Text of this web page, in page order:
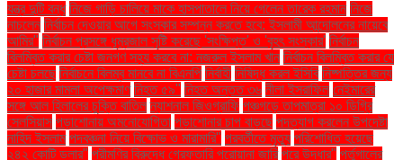
যন্ত্র দুটি বন্ধ নিজে গাড়ি চালিয়ে মাকে হাসপাতালে নিয়ে গেলেন তারেক রহমান নিজে
নাচলেন নির্বাচন দেওয়ার আগে সংস্কার সম্পন্ন করতে হবে: ইসলামী আন্দোলনের নায়েবে
আমির" নির্বাচন প্রসঙ্গে ধূম্রজাল সৃষ্টি করেছে 'সংক্ষিপ্ত' ও 'বৃহৎ সংস্কার' নির্বাচন
বিলম্বিত করার চেষ্টা জনগণ সহ্য করবে না: নজরুল ইসলাম খান নির্বাচন বিলম্বিত করার যে
চেষ্টা চলছে নির্বাচনে বিলম্ব মানবে না বিএনপি নির্বাহী নিষিদ্ধ করল ইসিবি নিষ্পত্তির জন্য
২০ হাজার মামলা অপেক্ষমাণ নিহত ৫৯" নিহত অন্তত ৩৬ নীলা ইসরাফিল নেইমারের
সঙ্গে আল হিলালের চুক্তি বাতিল ন্যাশনাল জিওগ্রাফি পঞ্চগড়ে তাপমাত্রা ১০ ডিগ্রি
সেলসিয়াস পড়াশোনায় অমনোযোগিতা পড়াশোনার চাপ বাড়ছে পদত্যাগ করলেন উপদেষ্টা
নাহিদ ইসলাম পদবঞ্চনা নিয়ে বিক্ষোভ ও মারামারি" পরবর্তীতে মৃত্যু পরিশোধিত হয়েছে
২৪২ কোটি ডলার" পরীমণির বিরুদ্ধে গ্রেফতারি পরোয়ানা জারি পরে উদ্ধার" পর্তুগালের